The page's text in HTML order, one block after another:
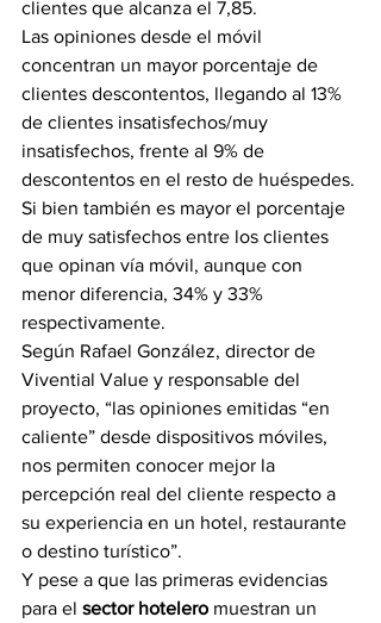
clientes que alcanza el 7,85.
Las opiniones desde el móvil
concentran un mayor porcentaje de
clientes descontentos, llegando al 13%
de clientes insatisfechos/muy
insatisfechos, frente al 9% de
descontentos en el resto de huéspedes.
Si bien también es mayor el porcentaje
de muy satisfechos entre los clientes
que opinan vía móvil, aunque con
menor diferencia, 34% y 33%
respectivamente.
Según Rafael González, director de
Vivential Value y responsable del
proyecto, “las opiniones emitidas “en
caliente” desde dispositivos móviles,
nos permiten conocer mejor la
percepción real del cliente respecto a
su experiencia en un hotel, restaurante
o destino turístico”.
Y pese a que las primeras evidencias
para el sector hotelero muestran un